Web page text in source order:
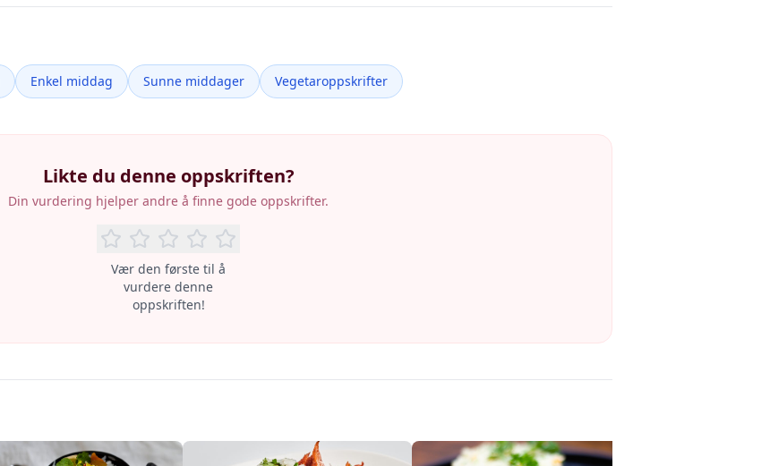
Enkel middag Sunne middager Vegetaroppskrifter
Likte du denne oppskriften?
Din vurdering hjelper andre å finne gode oppskrifter.
Vær den første til å
vurdere denne
oppskriften!